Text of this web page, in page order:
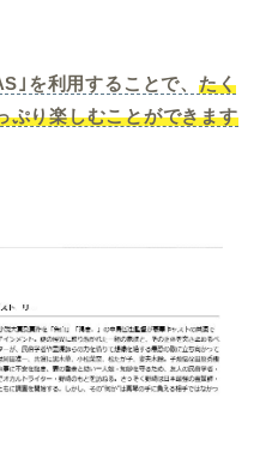
｣を利用することで、 たく
ぷり楽しむことができます